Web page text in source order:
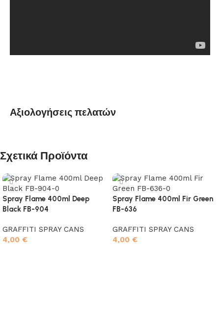
Αξιολογήσεις πελατών
Σχετικά Προϊόντα
Spray Flame 400ml Deep
Black FB-904
GRAFFITI SPRAY CANS
4,00 €
Spray Flame 400ml Fir Green
FB-636
GRAFFITI SPRAY CANS
4,00 €